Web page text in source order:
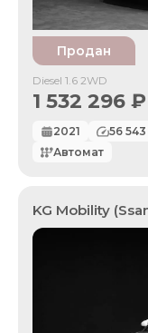
Продан
Diesel 1.6 2WD
1 532 296 ₽
2021 56 543
Автомат
KG Mobility